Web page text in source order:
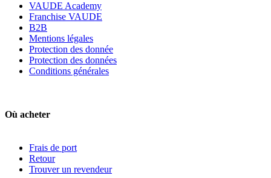
VAUDE Academy
Franchise VAUDE
B2B
Mentions légales
Protection des donnée
Protection des données
Conditions générales
Où acheter
Frais de port
Retour
Trouver un revendeur